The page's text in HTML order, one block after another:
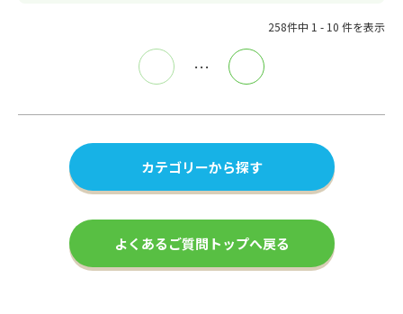
258件中 1 - 10 件を表示
…
カテゴリーから探す
よくあるご質問トップへ戻る